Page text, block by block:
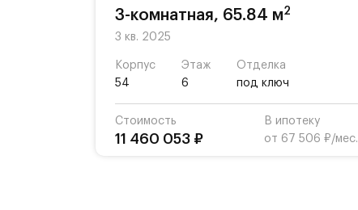
3-комнатная, 65.84 м2
3 кв. 2025
Корпус
54
Этаж
6
Отделка
под ключ
Стоимость
11 460 053 ₽
В ипотеку
от 67 506 ₽/мес.